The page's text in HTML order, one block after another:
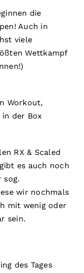
die
Auch in
viele
Wettkampf
Workout,
in der Box
RX & Scaled
es auch noch
sog.
wir nochmals
mit wenig oder
sein.
des Tages